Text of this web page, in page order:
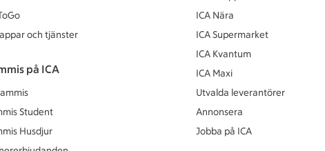
och tjänster
på ICA
Student
Husdjur
ICA Nära
ICA Supermarket
ICA Kvantum
ICA Maxi
Utvalda leverantörer
Annonsera
Jobba på ICA